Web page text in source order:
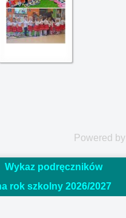
Powered by
Wykaz podręczników
rok szkolny 2026/2027